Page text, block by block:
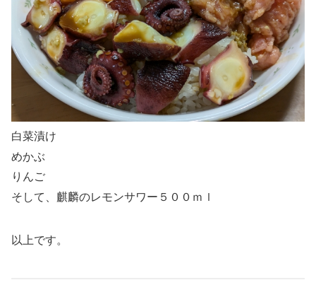
白菜漬け
めかぶ
りんご
そして、麒麟のレモンサワー５００ｍｌ
以上です。